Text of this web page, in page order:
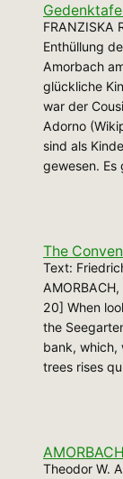
FRANZISKA
Enthüllung
Amorbach
glückliche
war der
Adorno
sind als
gewesen.
The
Text:
20] When
the
bank, which,
trees rises
Theodor W.